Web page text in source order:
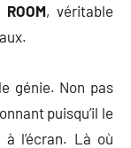
ROOM, véritable
génie. Non pas
puisqu’il le
l’écran. Là où